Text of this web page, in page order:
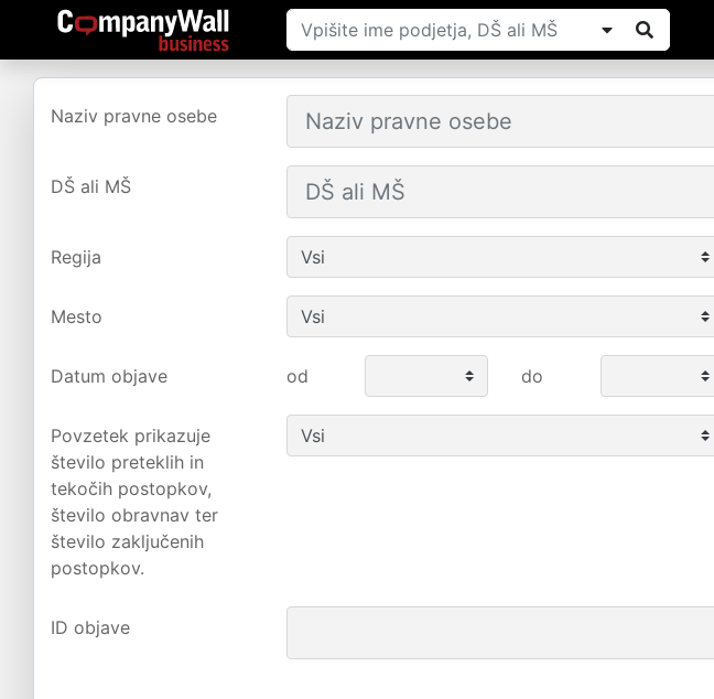
Naziv pravne osebe
DŠ ali MŠ
Regija
Mesto
Datum objave od do
Povzetek prikazuje
število preteklih in
tekočih postopkov,
število obravnav ter
število zaključenih
postopkov.
ID objave